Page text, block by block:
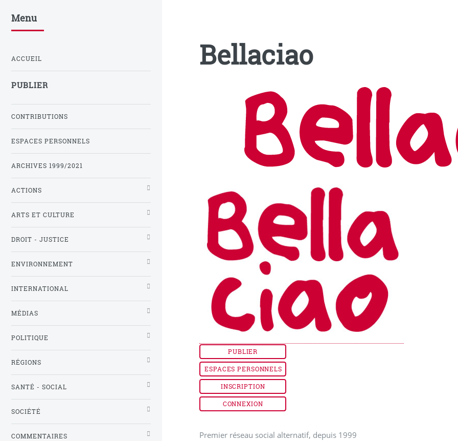
Bellaciao
PUBLIER
ESPACES PERSONNELS
INSCRIPTION
CONNEXION
Premier réseau social alternatif, depuis 1999
Menu
ACCUEIL
PUBLIER
CONTRIBUTIONS
ESPACES PERSONNELS
ARCHIVES 1999/2021
ACTIONS
ARTS ET CULTURE
DROIT - JUSTICE
ENVIRONNEMENT
INTERNATIONAL
MÉDIAS
POLITIQUE
RÉGIONS
SANTÉ - SOCIAL
SOCIÉTÉ
COMMENTAIRES